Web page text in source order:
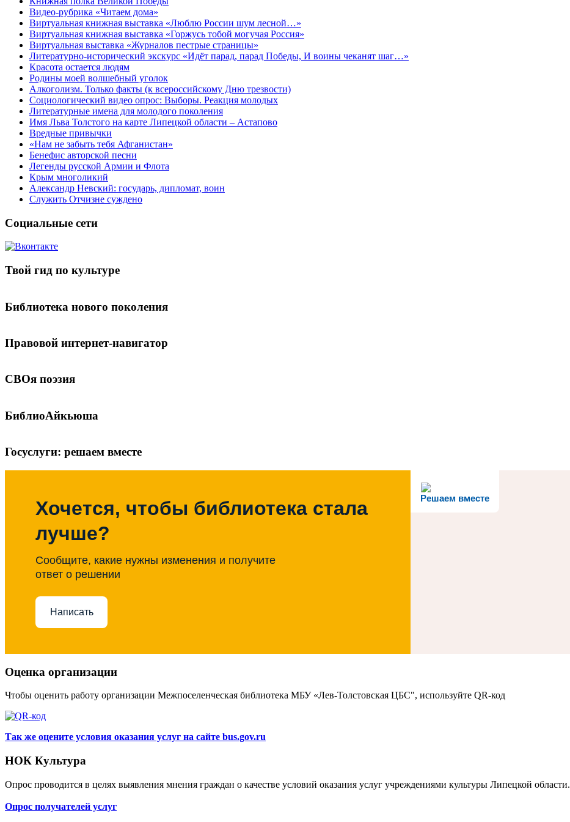
Видео-рубрика «Читаем дома»
Виртуальная книжная выставка «Люблю России шум лесной…»
Виртуальная книжная выставка «Горжусь тобой могучая Россия»
Виртуальная выставка «Журналов пестрые страницы»
Литературно-исторический экскурс «Идёт парад, парад Победы, И воины чеканят шаг…»
Красота остается людям
Родины моей волшебный уголок
Алкоголизм. Только факты (к всероссийскому Дню трезвости)
Социологический видео опрос: Выборы. Реакция молодых
Литературные имена для молодого поколения
Имя Льва Толстого на карте Липецкой области – Астапово
Вредные привычки
«Нам не забыть тебя Афганистан»
Бенефис авторской песни
Легенды русской Армии и Флота
Крым многоликий
Александр Невский: государь, дипломат, воин
Служить Отчизне суждено
Социальные сети
Твой гид по культуре
Библиотека нового поколения
Правовой интернет-навигатор
СВОя поэзия
БиблиоАйкьюша
Госуслуги: решаем вместе
Решаем вместе
Хочется, чтобы библиотека стала
лучше?
Сообщите, какие нужны изменения и получите
ответ о решении
Написать
Оценка организации
Чтобы оценить работу организации Межпоселенческая библиотека МБУ «Лев-Толстовская ЦБС", используйте QR-код
Так же оцените условия оказания услуг на сайте bus.gov.ru
НОК Культура
Опрос проводится в целях выявления мнения граждан о качестве условий оказания услуг учреждениями культуры Липецкой области.
Опрос получателей услуг